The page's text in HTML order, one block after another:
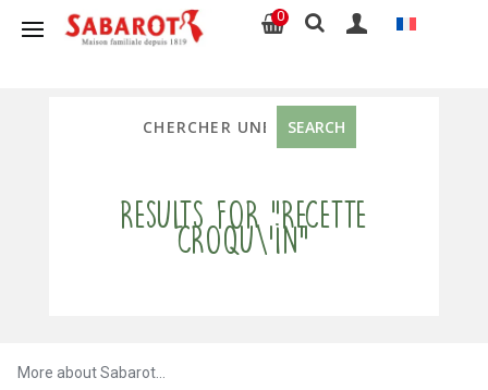
0
Results for "recette
croqu\'in"
More about Sabarot…